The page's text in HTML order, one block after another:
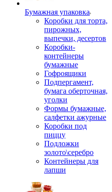
Бумажная упаковка
Коробки для торта,
пирожных,
выпечки, десертов
Коробки-
контейнеры
бумажные
Гофроящики
Подпергамент,
бумага оберточная,
уголки
Формы бумажные,
салфетки ажурные
Коробки под
пиццу
Подложки
золото\серебро
Контейнеры для
лапши